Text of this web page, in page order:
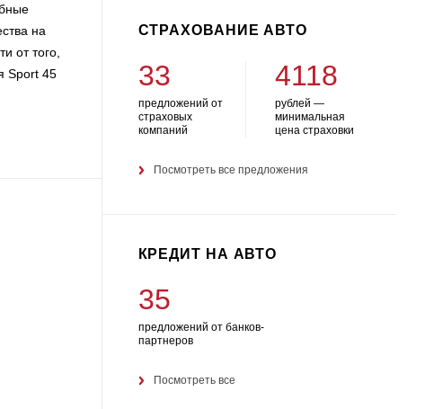
на
от того,
Sport 45
СТРАХОВАНИЕ АВТО
33
предложений от
страховых
компаний
4118
рублей —
минимальная
цена страховки
Посмотреть все предложения
КРЕДИТ НА АВТО
35
предложений от банков-
партнеров
Посмотреть все